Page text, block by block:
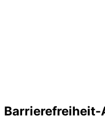
Barrierefreiheit-